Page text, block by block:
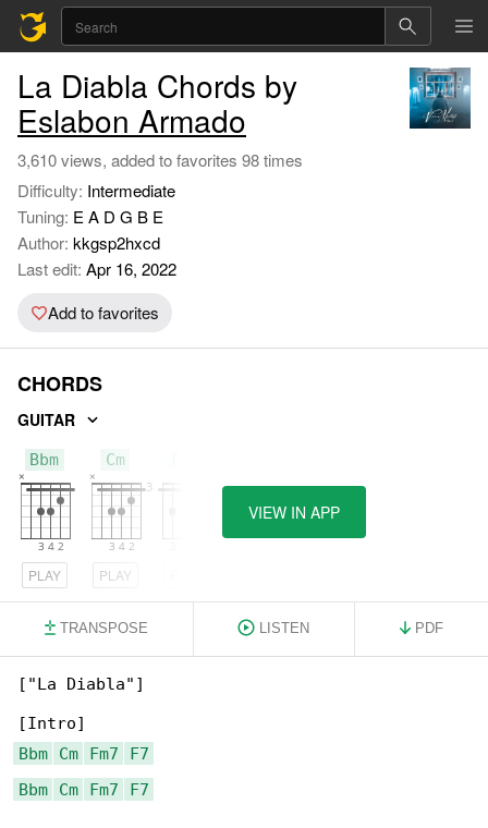
La Diabla Chords by
Eslabon Armado
3,610 views, added to favorites 98 times
Difficulty: Intermediate
Tuning: E A D G B E
Author: kkgsp2hxcd
Last edit: Apr 16, 2022
Add to favorites
CHORDS
GUITAR
Bbm
PLAY
Cm
PLAY
VIEW IN APP
TRANSPOSE LISTEN PDF
["La Diabla"]
Bbm
Cm Fm7
F7
Bbm
Cm Fm7 F7